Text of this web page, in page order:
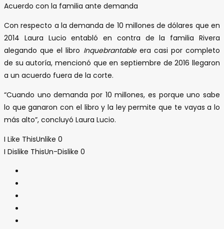
Acuerdo con la familia ante demanda
Con respecto a la demanda de 10 millones de dólares que en
2014 Laura Lucio entabló en contra de la familia Rivera
alegando que el libro Inquebrantableera casi por completo
de su autoría, mencionó que en septiembre de 2016 llegaron
a un acuerdo fuera de la corte.
“Cuando uno demanda por 10 millones, es porque uno sabe
lo que ganaron con el libro y la ley permite que te vayas a lo
más alto”, concluyó Laura Lucio.
I Like ThisUnlike 0
I Dislike ThisUn-Dislike 0